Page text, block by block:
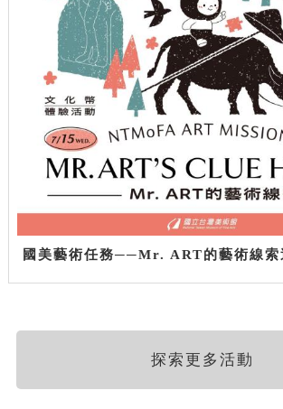
國美藝術任務──Mr. ART的藝術線索
探索更多活動